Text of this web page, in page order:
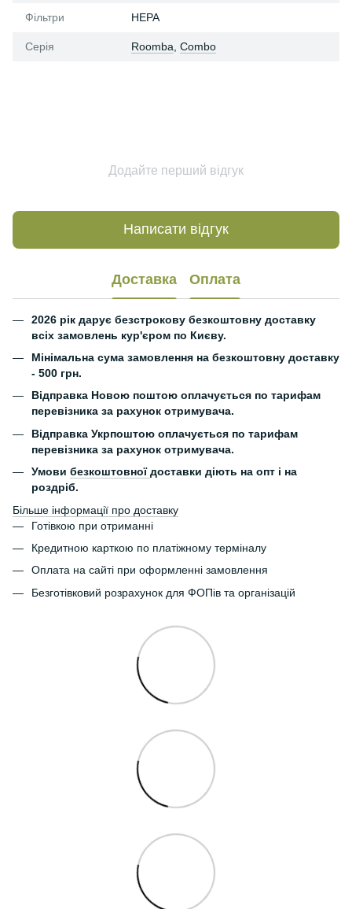
Фільтри HEPA
Серія Roomba Combo
Додайте перший відгук
Написати відгук
Доставка Оплата
2026 рік дарує безстрокову безкоштовну доставку
всіх замовлень кур'єром по Києву.
Мінімальна сума замовлення на безкоштовну доставку
- 500 грн.
Відправка Новою поштою оплачується по тарифам
перевізника за рахунок отримувача.
Відправка Укрпоштою оплачується по тарифам
перевізника за рахунок отримувача.
Умови безкоштовноїдоставки діють на опт і на
роздріб.
Більше інформації про доставку
Готівкою при отриманні
Кредитною карткою по платіжному терміналу
Оплата на сайті при оформленні замовлення
Безготівковий розрахунок для ФОПів та організацій